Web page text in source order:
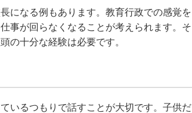
になる例もあります。教育行政での感覚を
事が回らなくなることが考えられます。そ
の十分な経験は必要です。
いるつもりで話すことが大切です。子供だ